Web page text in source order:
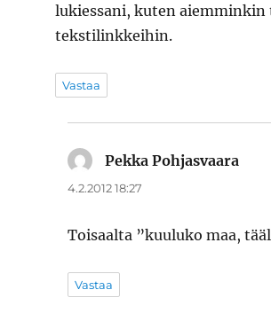
lukiessani, kuten
tekstilinkkeihin.
Vastaa
Pekka Pohjasvaara
4.2.2012 18:27
Toisaalta ”kuuluko maa,
Vastaa